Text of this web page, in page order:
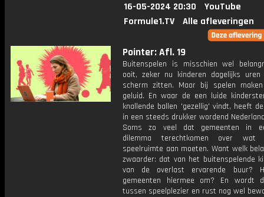
16-05-2024 20:30
YouTube
Formule1.TV
Alle afleveringen
Pointer: Afl. 19
Buitenspelen is misschien wel
ooit, zeker nu kinderen dagelijks uren
scherm zitten. Maar bij spelen
geluid. En waar de een luide
knallende ballen 'gezellig' vindt, heeft
in een steeds drukker wordend
Soms zo veel dat gemeenten in
dilemma terechtkomen over
speelruimte aan moeten. Want welk
zwaarder: dat van het buitenspelende
van de overlast ervarende buur?
gemeenten hiermee om? En wordt
tussen speelplezier en rust nog wel